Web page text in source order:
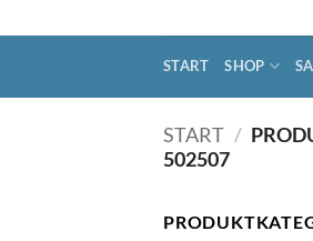
START SHOP
START /
502507